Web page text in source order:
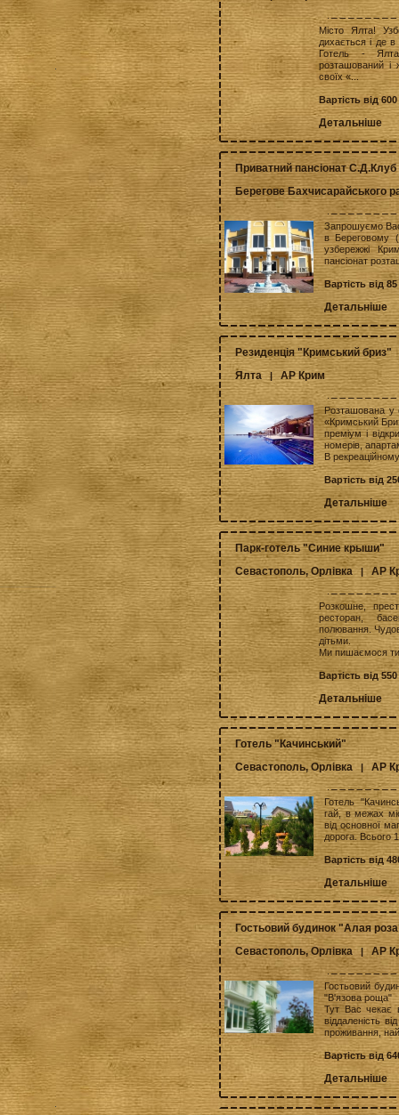
Місто Ялта!
дихається і де
Готель - Ялта
розташований і
своїх «...
Вартість від
Детальніше
Приватний пансіонат
Берегове Бахчисарайського
Запрошуємо Вас
в Береговому
узбережжі
пансіонат
Вартість від
Детальніше
Резиденція "Кримський бриз"
Ялта |АР Крим
Розташована у
«Кримський
преміум і
номерів,
В
Вартість від
Детальніше
Парк-готель "Синие крыши"
Севастополь, Орлівка | АР
Розкошне,
ресторан,
полювання.
дітьми.
Ми пишаємося
Вартість від
Детальніше
Готель "Качинський"
Севастополь, Орлівка | АР
Готель
гай, в межах
від основної
дорога. Всього
Вартість від
Детальніше
Гостьовий будинок "Алая
Севастополь, Орлівка | АР
Гостьовий
"В'язова роща"
Тут Вас чекає
віддаленість
проживання,
Вартість від
Детальніше